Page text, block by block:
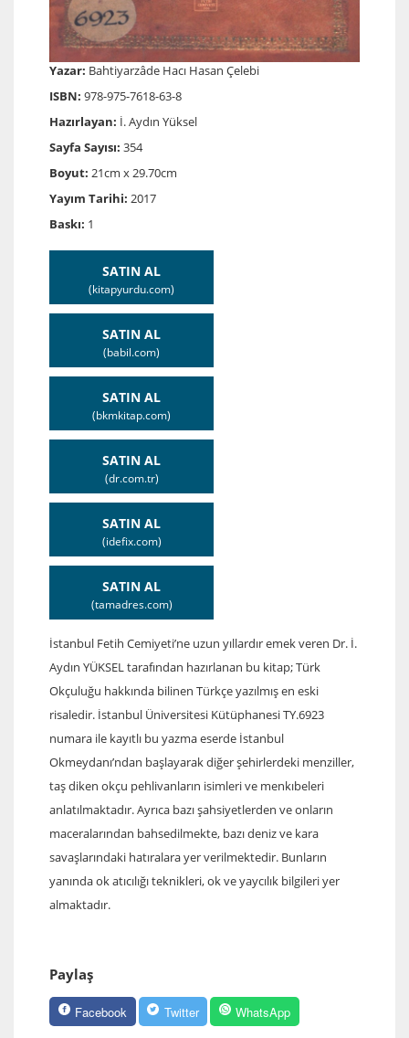
Yazar: Bahtiyarzâde Hacı Hasan Çelebi
ISBN: 978-975-7618-63-8
Hazırlayan: İ. Aydın Yüksel
Sayfa Sayısı: 354
Boyut: 21cm x 29.70cm
Yayım Tarihi: 2017
Baskı: 1
SATIN AL
(kitapyurdu.com)
SATIN AL
(babil.com)
SATIN AL
(bkmkitap.com)
SATIN AL
(dr.com.tr)
SATIN AL
(idefix.com)
SATIN AL
(tamadres.com)
İstanbul Fetih Cemiyeti’ne uzun yıllardır emek veren Dr. İ.
Aydın YÜKSEL tarafından hazırlanan bu kitap; Türk
Okçuluğu hakkında bilinen Türkçe yazılmış en eski
risaledir. İstanbul Üniversitesi Kütüphanesi TY.6923
numara ile kayıtlı bu yazma eserde İstanbul
Okmeydanı’ndan başlayarak diğer şehirlerdeki menziller,
taş diken okçu pehlivanların isimleri ve menkıbeleri
anlatılmaktadır. Ayrıca bazı şahsiyetlerden ve onların
maceralarından bahsedilmekte, bazı deniz ve kara
savaşlarındaki hatıralara yer verilmektedir. Bunların
yanında ok atıcılığı teknikleri, ok ve yaycılık bilgileri yer
almaktadır.
Paylaş
Facebook Twitter WhatsApp